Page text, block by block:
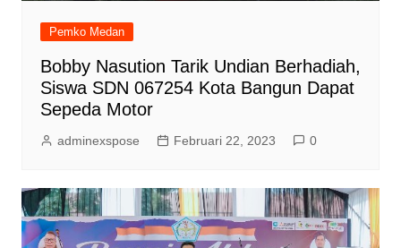
Pemko Medan
Bobby Nasution Tarik Undian Berhadiah,
Siswa SDN 067254 Kota Bangun Dapat
Sepeda Motor
adminexspose Februari 22, 2023 0